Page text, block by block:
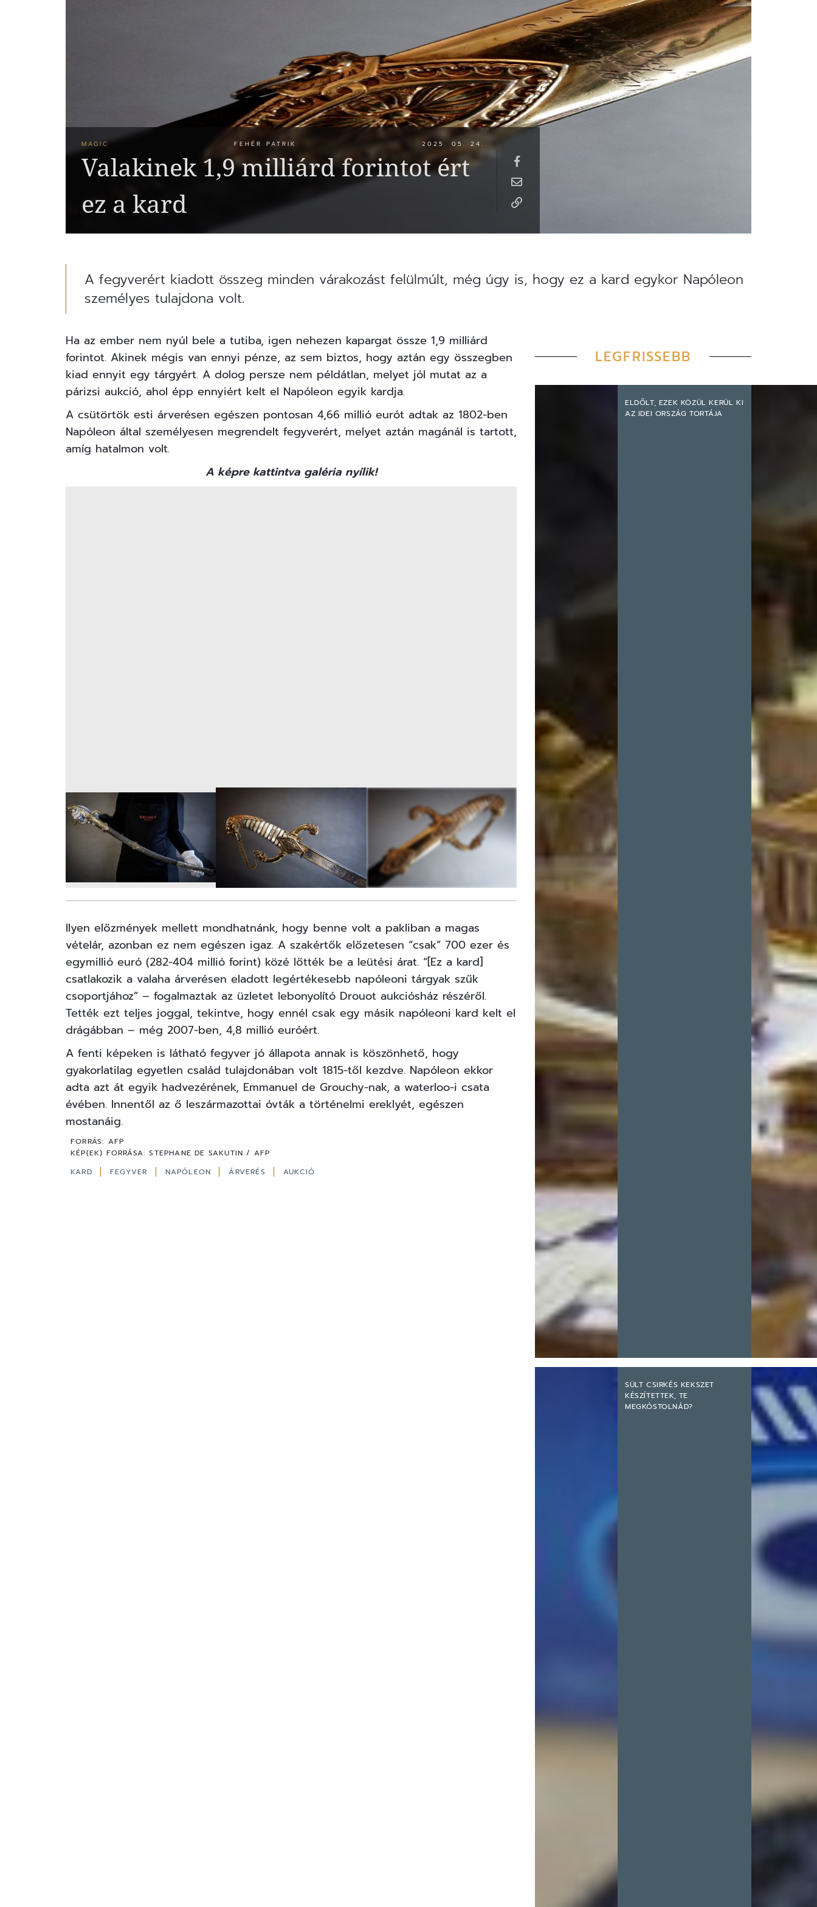
MAGIC FEHÉR PATRIK 2025. 05. 24.
Valakinek 1,9 milliárd forintot ért
ez a kard
A fegyverért kiadott összeg minden várakozást felülmúlt, még úgy is, hogy ez a kard egykor Napóleon
személyes tulajdona volt.
Ha az ember nem nyúl bele a tutiba, igen nehezen kapargat össze 1,9 milliárd
forintot. Akinek mégis van ennyi pénze, az sem biztos, hogy aztán egy összegben
kiad ennyit egy tárgyért. A dolog persze nem példátlan, melyet jól mutat az a
párizsi aukció, ahol épp ennyiért kelt el Napóleon egyik kardja.
A csütörtök esti árverésen egészen pontosan 4,66 millió eurót adtak az 1802-ben
Napóleon által személyesen megrendelt fegyverért, melyet aztán magánál is tartott,
amíg hatalmon volt.
A képre kattintva galéria nyílik!
Ilyen előzmények mellett mondhatnánk, hogy benne volt a pakliban a magas
vételár, azonban ez nem egészen igaz. A szakértők előzetesen “csak” 700 ezer és
egymillió euró (282-404 millió forint) közé lőtték be a leütési árat. “[Ez a kard]
csatlakozik a valaha árverésen eladott legértékesebb napóleoni tárgyak szűk
csoportjához” – fogalmaztak az üzletet lebonyolító Drouot aukciósház részéről.
Tették ezt teljes joggal, tekintve, hogy ennél csak egy másik napóleoni kard kelt el
drágábban – még 2007-ben, 4,8 millió euróért.
A fenti képeken is látható fegyver jó állapota annak is köszönhető, hogy
gyakorlatilag egyetlen család tulajdonában volt 1815-től kezdve. Napóleon ekkor
adta azt át egyik hadvezérének, Emmanuel de Grouchy-nak, a waterloo-i csata
évében. Innentől az ő leszármazottai óvták a történelmi ereklyét, egészen
mostanáig.
FORRÁS: AFP
KÉP(EK) FORRÁSA: STEPHANE DE SAKUTIN / AFP
KARD
FEGYVER NAPÓLEON ÁRVERÉS AUKCIÓ
LEGFRISSEBB
ELDŐLT, EZEK KÖZÜL KERÜL KI
AZ IDEI ORSZÁG TORTÁJA
SÜLT CSIRKÉS KEKSZET
KÉSZÍTETTEK, TE
MEGKÓSTOLNÁD?